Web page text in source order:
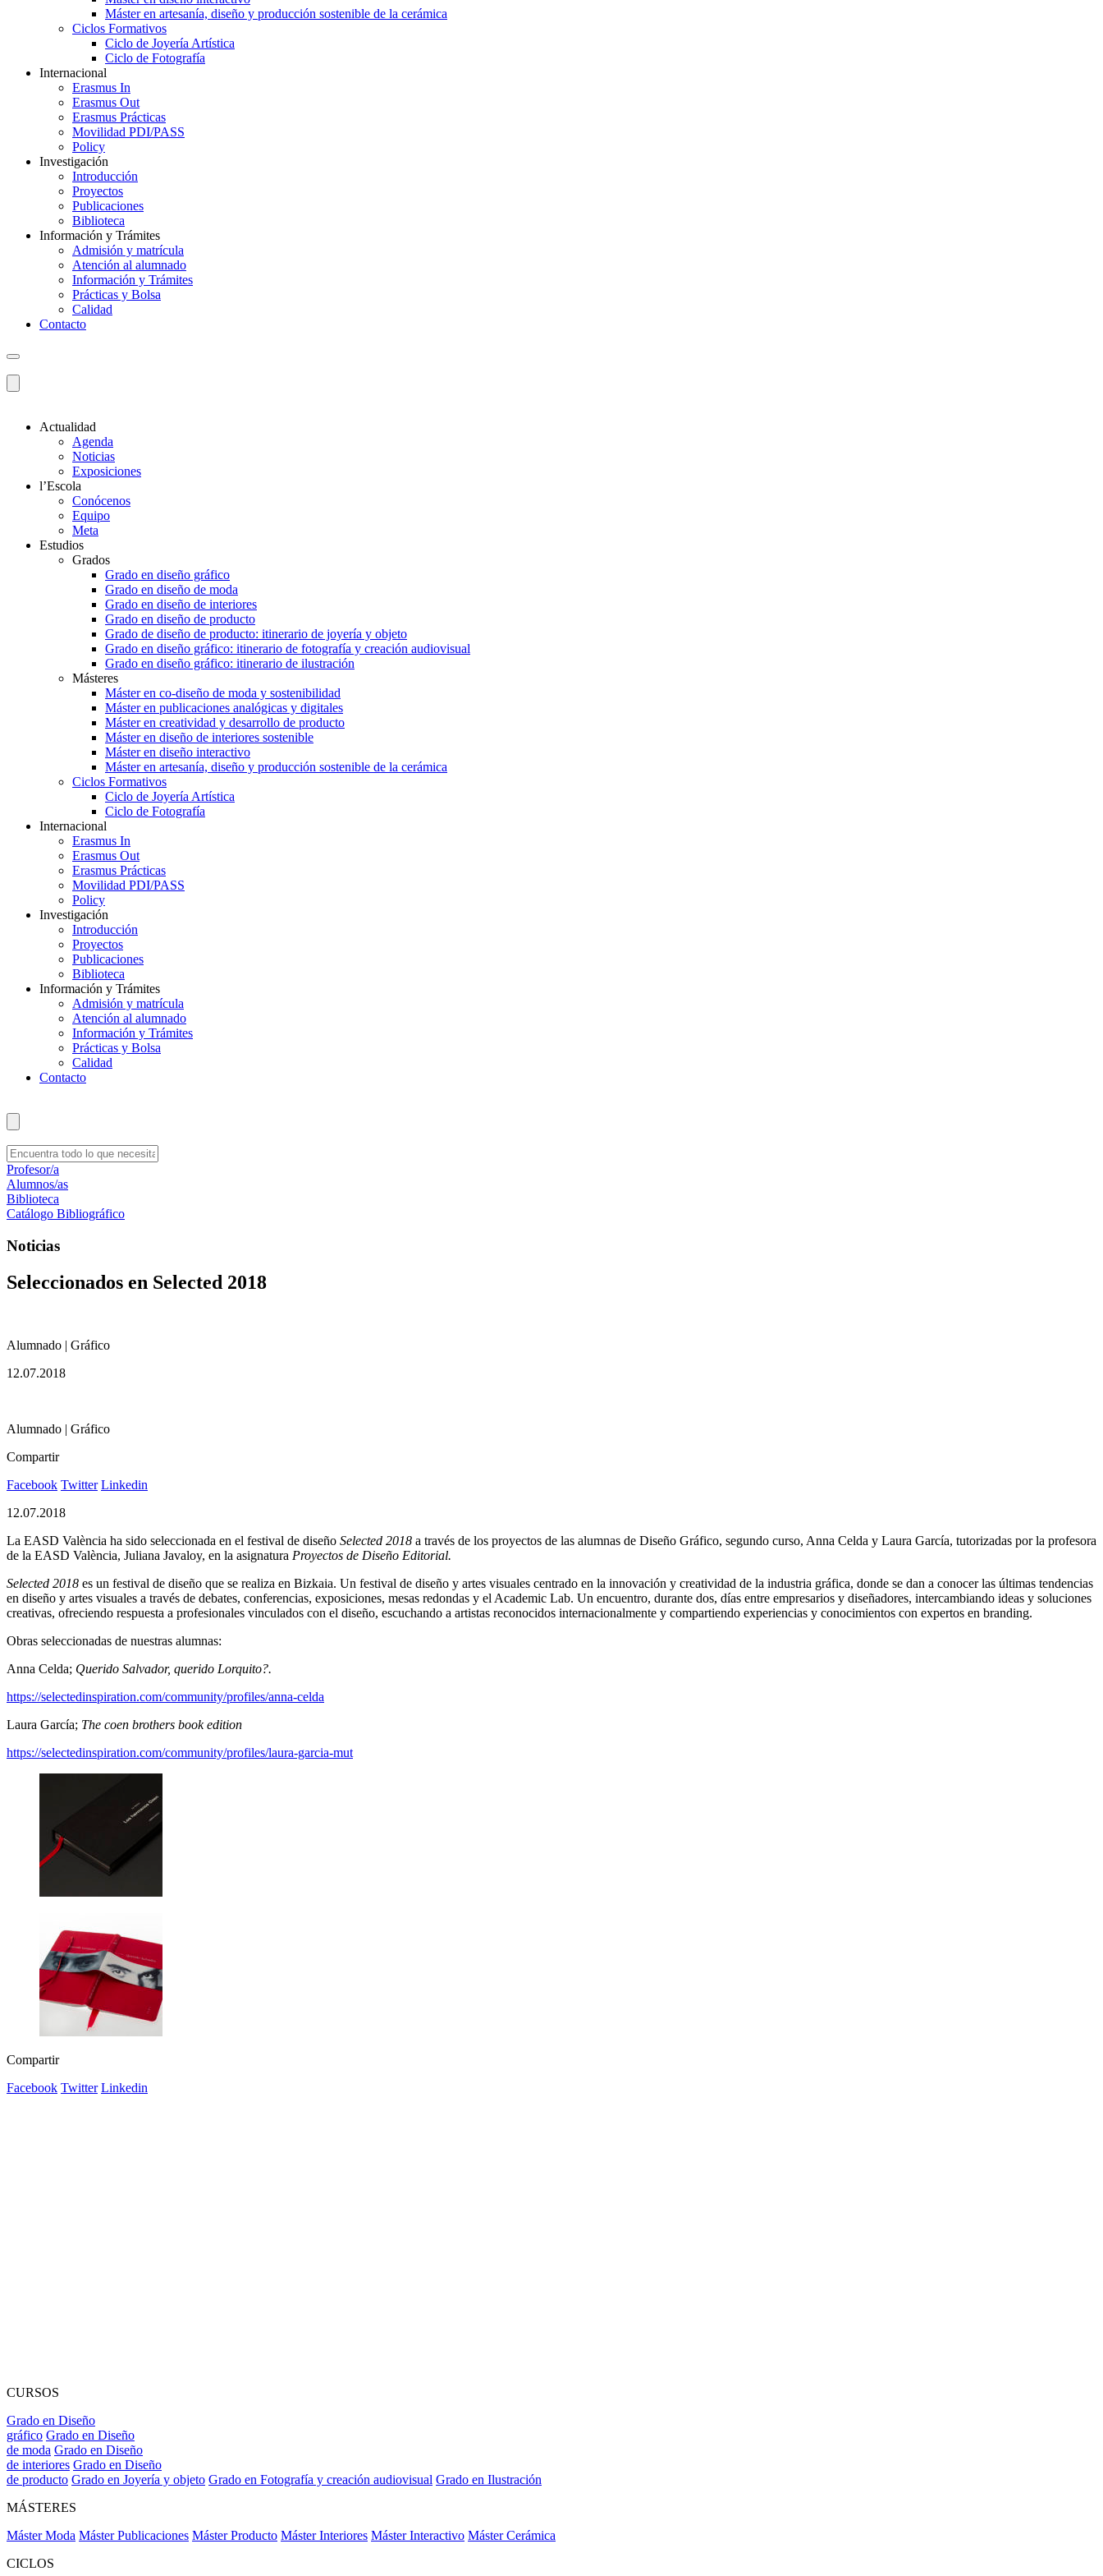
Máster en artesanía, diseño y producción sostenible de la cerámica
Ciclos Formativos
Ciclo de Joyería Artística
Ciclo de Fotografía
Internacional
Erasmus In
Erasmus Out
Erasmus Prácticas
Movilidad PDI/PASS
Policy
Investigación
Introducción
Proyectos
Publicaciones
Biblioteca
Información y Trámites
Admisión y matrícula
Atención al alumnado
Información y Trámites
Prácticas y Bolsa
Calidad
Contacto
Actualidad
Agenda
Noticias
Exposiciones
l’Escola
Conócenos
Equipo
Meta
Estudios
Grados
Grado en diseño gráfico
Grado en diseño de moda
Grado en diseño de interiores
Grado en diseño de producto
Grado de diseño de producto: itinerario de joyería y objeto
Grado en diseño gráfico: itinerario de fotografía y creación audiovisual
Grado en diseño gráfico: itinerario de ilustración
Másteres
Máster en co-diseño de moda y sostenibilidad
Máster en publicaciones analógicas y digitales
Máster en creatividad y desarrollo de producto
Máster en diseño de interiores sostenible
Máster en diseño interactivo
Máster en artesanía, diseño y producción sostenible de la cerámica
Ciclos Formativos
Ciclo de Joyería Artística
Ciclo de Fotografía
Internacional
Erasmus In
Erasmus Out
Erasmus Prácticas
Movilidad PDI/PASS
Policy
Investigación
Introducción
Proyectos
Publicaciones
Biblioteca
Información y Trámites
Admisión y matrícula
Atención al alumnado
Información y Trámites
Prácticas y Bolsa
Calidad
Contacto
Profesor/a
Alumnos/as
Biblioteca
Catálogo Bibliográfico
Noticias
Seleccionados en Selected 2018
Alumnado | Gráfico
12.07.2018
Alumnado | Gráfico
Compartir
Facebook Twitter Linkedin
12.07.2018
La EASD València ha sido seleccionada en el festival de diseño Selected 2018 a través de los proyectos de las alumnas de Diseño Gráfico, segundo curso, Anna Celda y Laura García, tutorizadas por la profesora
de la EASD València, Juliana Javaloy, en la asignatura Proyectos de Diseño Editorial.
Selected 2018 es un festival de diseño que se realiza en Bizkaia. Un festival de diseño y artes visuales centrado en la innovación y creatividad de la industria gráfica, donde se dan a conocer las últimas tendencias
en diseño y artes visuales a través de debates, conferencias, exposiciones, mesas redondas y el Academic Lab. Un encuentro, durante dos, días entre empresarios y diseñadores, intercambiando ideas y soluciones
creativas, ofreciendo respuesta a profesionales vinculados con el diseño, escuchando a artistas reconocidos internacionalmente y compartiendo experiencias y conocimientos con expertos en branding.
Obras seleccionadas de nuestras alumnas:
Anna Celda; Querido Salvador, querido Lorquito?.
https://selectedinspiration.com/community/profiles/anna-celda
Laura García; The coen brothers book edition
https://selectedinspiration.com/community/profiles/laura-garcia-mut
Compartir
Facebook Twitter Linkedin
CURSOS
Grado en Diseño
gráfico Grado en Diseño
de moda Grado en Diseño
de interiores Grado en Diseño
de producto Grado en Joyería y objeto Grado en Fotografía y creación audiovisual Grado en Ilustración
MÁSTERES
Máster Moda Máster Publicaciones Máster Producto Máster Interiores Máster Interactivo Máster Cerámica
CICLOS